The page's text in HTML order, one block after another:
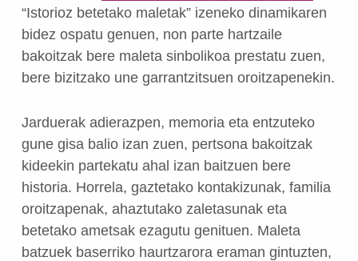
“Istorioz betetako maletak” izeneko dinamikaren
bidez ospatu genuen, non parte hartzaile
bakoitzak bere maleta sinbolikoa prestatu zuen,
bere bizitzako une garrantzitsuen oroitzapenekin.
Jarduerak adierazpen, memoria eta entzuteko
gune gisa balio izan zuen, pertsona bakoitzak
kideekin partekatu ahal izan baitzuen bere
historia. Horrela, gaztetako kontakizunak, familia
oroitzapenak, ahaztutako zaletasunak eta
betetako ametsak ezagutu genituen. Maleta
batzuek baserriko haurtzarora eraman gintuzten,